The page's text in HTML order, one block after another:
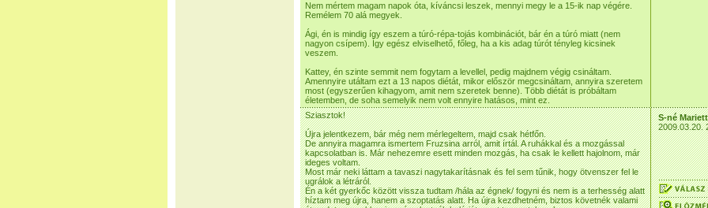
Nem mértem magam napok óta, kíváncsi leszek, mennyi megy le a 15-ik nap végére.
Remélem 70 alá megyek.
Ági, én is mindig így eszem a túró-répa-tojás kombinációt, bár én a túró miatt (nem
nagyon csípem). Így egész elviselhető, főleg, ha a kis adag túrót tényleg kicsinek
veszem.
Kattey, én szinte semmit nem fogytam a levellel, pedig majdnem végig csináltam.
Amennyire utáltam ezt a 13 napos diétát, mikor először megcsináltam, annyira szeretem
most (egyszerűen kihagyom, amit nem szeretek benne). Több diétát is próbáltam
életemben, de soha semelyik nem volt ennyire hatásos, mint ez.
Sziasztok!
Újra jelentkezem, bár még nem mérlegeltem, majd csak hétfőn.
De annyira magamra ismertem Fruzsina arról, amit írtál. A ruhákkal és a mozgással
kapcsolatban is. Már nehezemre esett minden mozgás, ha csak le kellett hajolnom, már
ideges voltam.
Most már neki láttam a tavaszi nagytakarításnak és fel sem tűnik, hogy ötvenszer fel le
ugrálok a létráról.
Én a két gyerkőc között vissza tudtam /hála az égnek/ fogyni és nem is a terhesség alatt
híztam meg újra, hanem a szoptatás alatt. Ha újra kezdhetném, biztos követnék valami
S-né
2009.03.20.